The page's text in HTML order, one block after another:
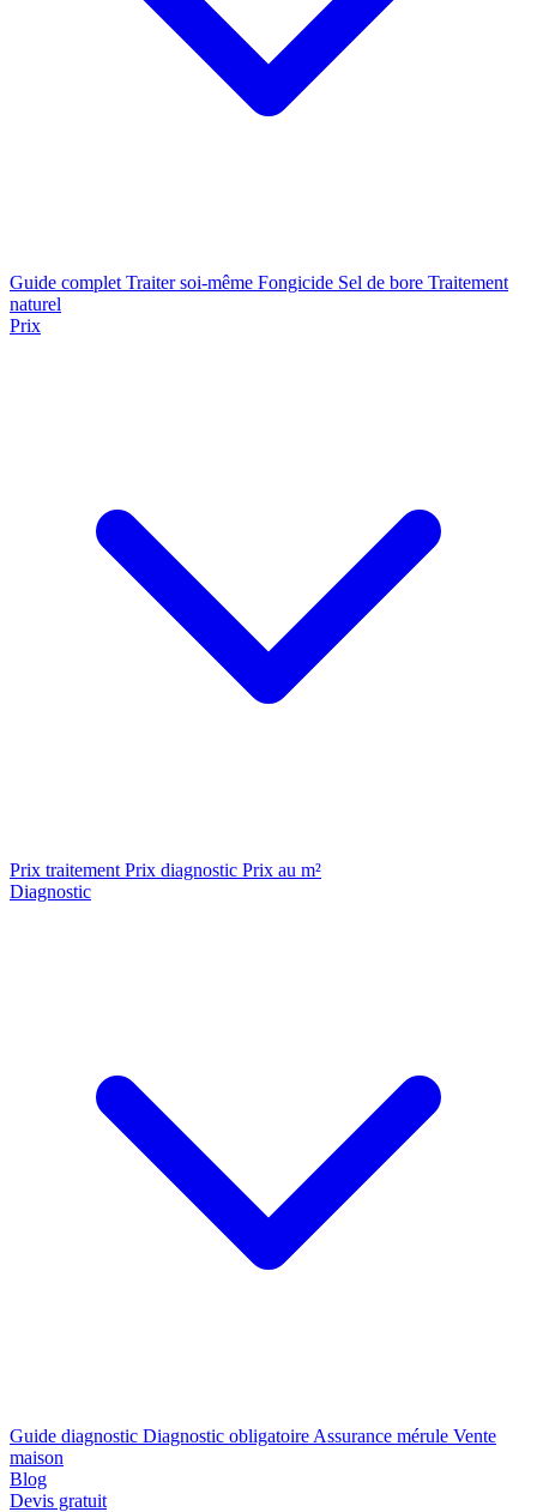
Guide complet Traiter soi-même Fongicide Sel de bore Traitement
naturel
Prix
Prix traitement Prix diagnostic Prix au m²
Diagnostic
Guide diagnostic Diagnostic obligatoire Assurance mérule Vente
maison
Blog
Devis gratuit